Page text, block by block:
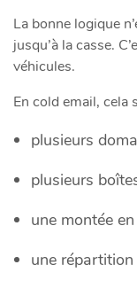
La bonne logique
jusqu’à la casse.
véhicules.
En cold email, cela
plusieurs
plusieurs
une montée
une